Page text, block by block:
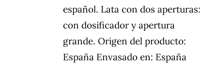
español. Lata con dos aperturas:
con dosificador y apertura
grande. Origen del producto:
España Envasado en: España